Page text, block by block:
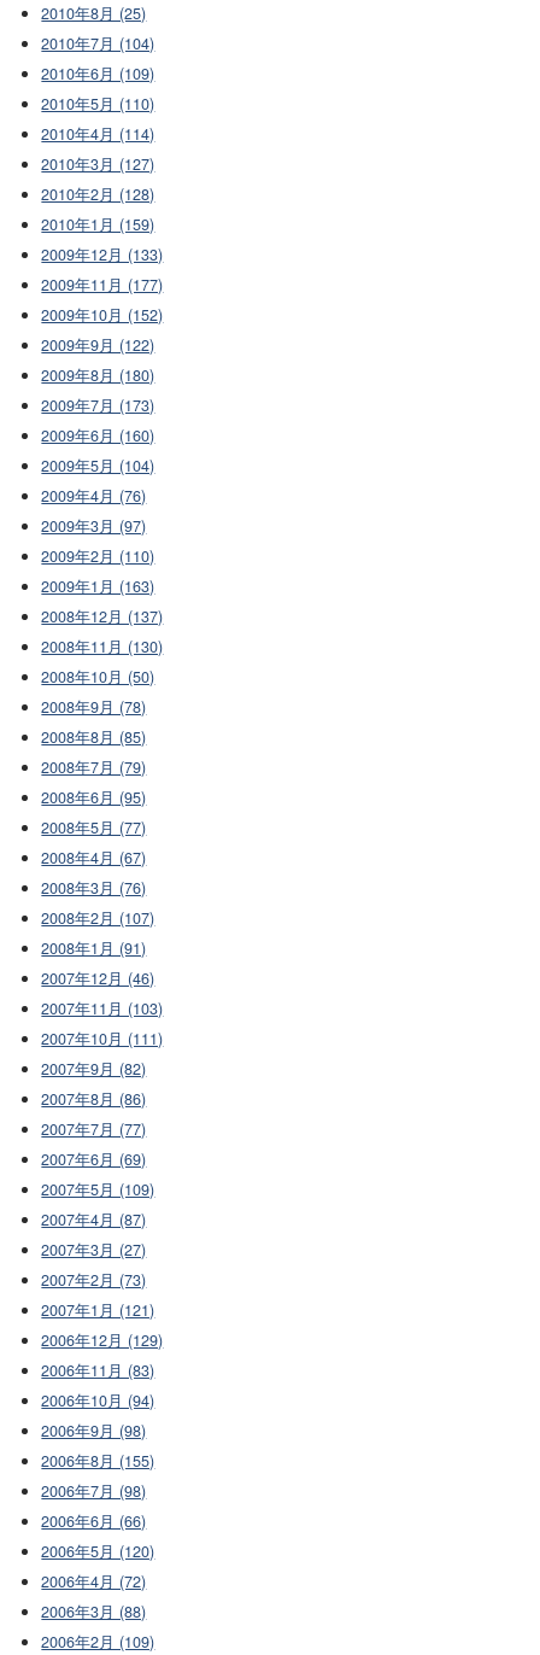
2010年8月 (25)
2010年7月 (104)
2010年6月 (109)
2010年5月 (110)
2010年4月 (114)
2010年3月 (127)
2010年2月 (128)
2010年1月 (159)
2009年12月 (133)
2009年11月 (177)
2009年10月 (152)
2009年9月 (122)
2009年8月 (180)
2009年7月 (173)
2009年6月 (160)
2009年5月 (104)
2009年4月 (76)
2009年3月 (97)
2009年2月 (110)
2009年1月 (163)
2008年12月 (137)
2008年11月 (130)
2008年10月 (50)
2008年9月 (78)
2008年8月 (85)
2008年7月 (79)
2008年6月 (95)
2008年5月 (77)
2008年4月 (67)
2008年3月 (76)
2008年2月 (107)
2008年1月 (91)
2007年12月 (46)
2007年11月 (103)
2007年10月 (111)
2007年9月 (82)
2007年8月 (86)
2007年7月 (77)
2007年6月 (69)
2007年5月 (109)
2007年4月 (87)
2007年3月 (27)
2007年2月 (73)
2007年1月 (121)
2006年12月 (129)
2006年11月 (83)
2006年10月 (94)
2006年9月 (98)
2006年8月 (155)
2006年7月 (98)
2006年6月 (66)
2006年5月 (120)
2006年4月 (72)
2006年3月 (88)
2006年2月 (109)